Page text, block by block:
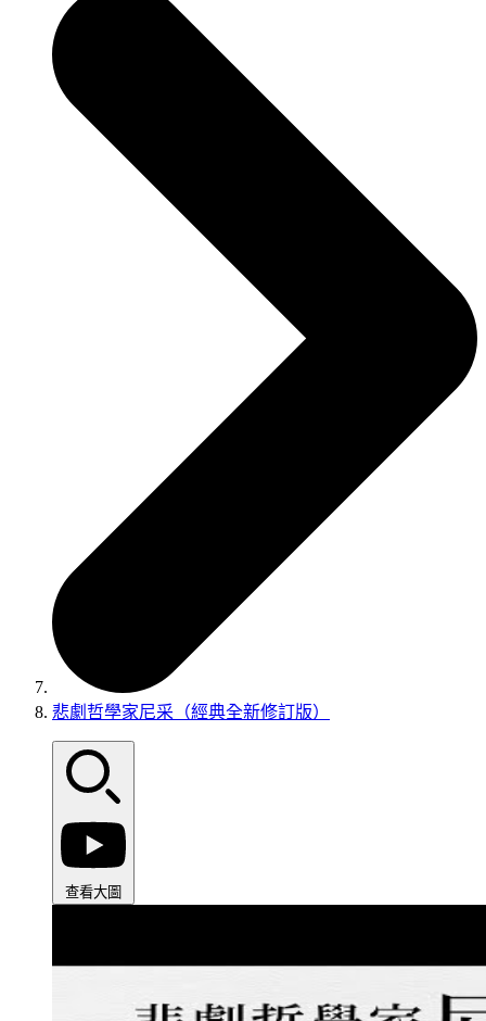
悲劇哲學家尼采（經典全新修訂版）
查看大圖